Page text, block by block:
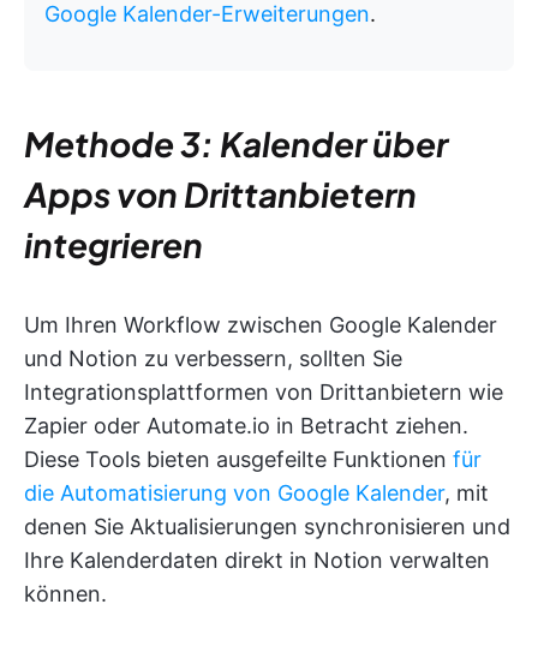
Google Kalender-Erweiterungen.
Methode 3: Kalender über
Apps von Drittanbietern
integrieren
Um Ihren Workflow zwischen Google Kalender
und Notion zu verbessern, sollten Sie
Integrationsplattformen von Drittanbietern wie
Zapier oder Automate.io in Betracht ziehen.
Diese Tools bieten ausgefeilte Funktionen für
die Automatisierung von Google Kalender, mit
denen Sie Aktualisierungen synchronisieren und
Ihre Kalenderdaten direkt in Notion verwalten
können.